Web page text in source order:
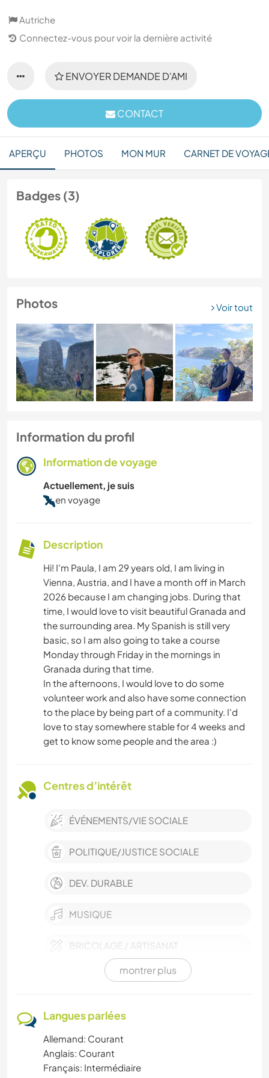
Autriche
Connectez-vous pour voir la dernière activité
ENVOYER DEMANDE D'AMI
CONTACT
APERÇU PHOTOS MON MUR CARNET DE
Badges (3)
Photos Voir tout
Information du profil
Information de voyage
Actuellement, je suis
en voyage
Description
Hi! I'm Paula, I am 29 years old, I am living in
Vienna, Austria, and I have a month off in March
2026 because I am changing jobs. During that
time, I would love to visit beautiful Granada and
the surrounding area. My Spanish is still very
basic, so I am also going to take a course
Monday through Friday in the mornings in
Granada during that time.
In the afternoons, I would love to do some
volunteer work and also have some connection
to the place by being part of a community. I'd
love to stay somewhere stable for 4 weeks and
get to know some people and the area :)
Centres d’intérêt
ÉVÉNEMENTS/VIE SOCIALE
POLITIQUE/JUSTICE SOCIALE
DEV. DURABLE
MUSIQUE
BRICOLAGE / ARTISANAT
JARDINAGE
CUISINE ET ALIMENTATION
montrer plus
Langues parlées
Allemand: Courant
Anglais: Courant
Français: Intermédiaire